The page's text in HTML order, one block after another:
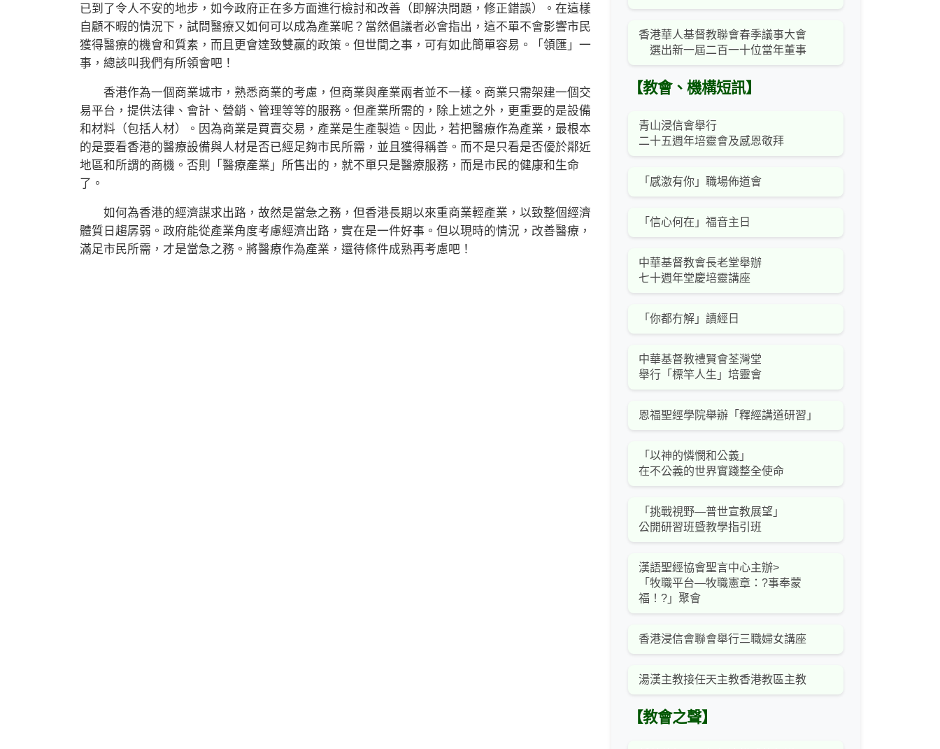
已到了令人不安的地步，如今政府正在多方面進行檢討和改善（即解決問題，修正錯誤）。在這樣
自顧不暇的情況下，試問醫療又如何可以成為產業呢？當然倡議者必會指出，這不單不會影響市民
獲得醫療的機會和質素，而且更會達致雙贏的政策。但世間之事，可有如此簡單容易。「領匯」一
事，總該叫我們有所領會吧！
香港作為一個商業城市，熟悉商業的考慮，但商業與產業兩者並不一樣。商業只需架建一個交
易平台，提供法律、會計、營銷、管理等等的服務。但產業所需的，除上述之外，更重要的是設備
和材料（包括人材）。因為商業是買賣交易，產業是生產製造。因此，若把醫療作為產業，最根本
的是要看香港的醫療設備與人材是否已經足夠市民所需，並且獲得稱善。而不是只看是否優於鄰近
地區和所謂的商機。否則「醫療產業」所售出的，就不單只是醫療服務，而是市民的健康和生命
了。
如何為香港的經濟謀求出路，故然是當急之務，但香港長期以來重商業輕產業，以致整個經濟
體質日趨孱弱。政府能從產業角度考慮經濟出路，實在是一件好事。但以現時的情況，改善醫療，
滿足市民所需，才是當急之務。將醫療作為產業，還待條件成熟再考慮吧！
香港華人基督教聯會春季議事大會
選出新一屆二百一十位當年董事
【教會、機構短訊】
青山浸信會舉行
二十五週年培靈會及感恩敬拜
「感激有你」職場佈道會
「信心何在」福音主日
中華基督教會長老堂舉辦
七十週年堂慶培靈講座
「你都冇解」讀經日
中華基督教禮賢會荃灣堂
舉行「標竿人生」培靈會
恩福聖經學院舉辦「釋經講道研習」
「以神的憐憫和公義」
在不公義的世界實踐整全使命
「挑戰視野—普世宣教展望」
公開研習班暨教學指引班
漢語聖經協會聖言中心主辦>
「牧職平台—牧職憲章：?事奉蒙
福！?」聚會
香港浸信會聯會舉行三職婦女講座
湯漢主教接任天主教香港教區主教
【教會之聲】